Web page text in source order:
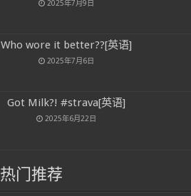
2025年7月9日
Who wore it better??[英语]
2025年7月6日
Got Milk?! #strava[英语]
2025年6月22日
热门推荐